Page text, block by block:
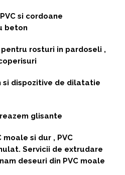
si cordoane
beton
rosturi in pardoseli ,
si dispozitive de dilatatie
glisante
moale si dur , PVC
Servicii de extrudare
deseuri din PVC moale